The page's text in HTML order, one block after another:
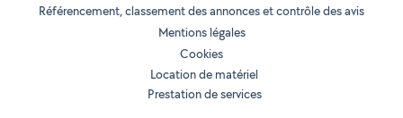
Référencement, classement des annonces et contrôle des avis
Mentions légales
Cookies
Location de matériel
Prestation de services